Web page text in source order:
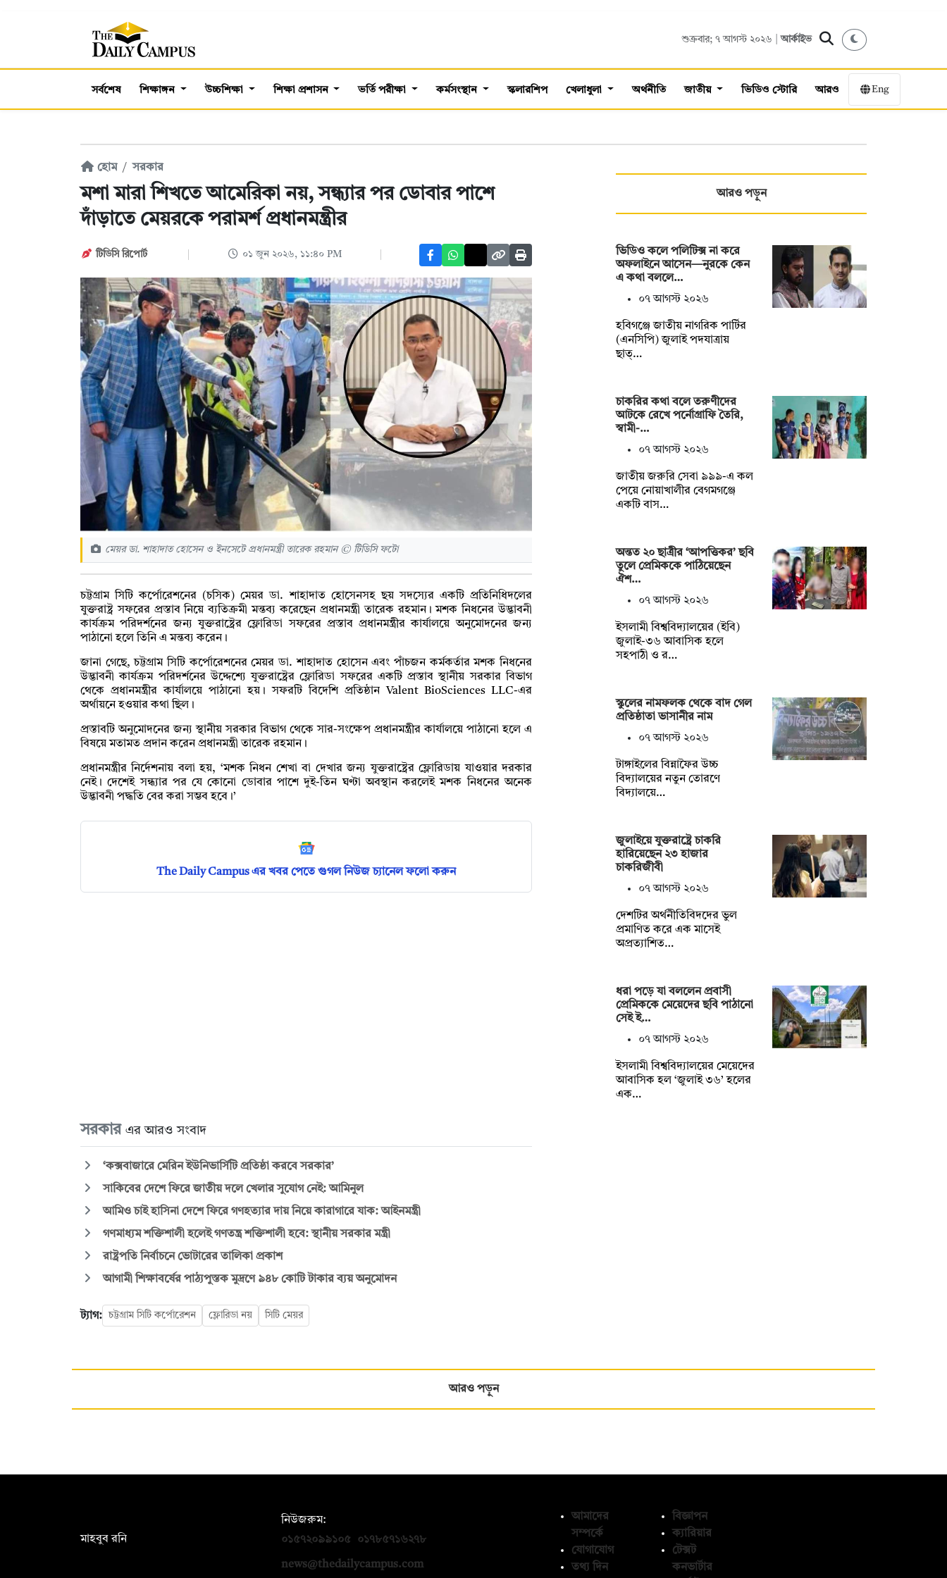
শুক্রবার; ৭ আগস্ট ২০২৬ |আর্কাইভ
সর্বশেষ শিক্ষাঙ্গন উচ্চশিক্ষা শিক্ষা প্রশাসন ভর্তি পরীক্ষা কর্মসংস্থান স্কলারশিপ খেলাধুলা অর্থনীতি জাতীয় ভিডিও স্টোরি আরও Eng
হোম সরকার
মশা মারা শিখতে আমেরিকা নয়, সন্ধ্যার পর ডোবার পাশে
দাঁড়াতে মেয়রকে পরামর্শ প্রধানমন্ত্রীর
টিডিসি রিপোর্ট ০১ জুন ২০২৬, ১১:৪০ PM
মেয়র ডা. শাহাদাত হোসেন ও ইনসেটে প্রধানমন্ত্রী তারেক রহমান © টিডিসি ফটো
চট্টগ্রাম সিটি কর্পোরেশনের (চসিক) মেয়র ডা. শাহাদাত হোসেনসহ ছয় সদস্যের একটি প্রতিনিধিদলের
যুক্তরাষ্ট্র সফরের প্রস্তাব নিয়ে ব্যতিক্রমী মন্তব্য করেছেন প্রধানমন্ত্রী তারেক রহমান। মশক নিধনের উদ্ভাবনী
কার্যক্রম পরিদর্শনের জন্য যুক্তরাষ্ট্রের ফ্লোরিডা সফরের প্রস্তাব প্রধানমন্ত্রীর কার্যালয়ে অনুমোদনের জন্য
পাঠানো হলে তিনি এ মন্তব্য করেন।
জানা গেছে, চট্টগ্রাম সিটি কর্পোরেশনের মেয়র ডা. শাহাদাত হোসেন এবং পাঁচজন কর্মকর্তার মশক নিধনের
উদ্ভাবনী কার্যক্রম পরিদর্শনের উদ্দেশ্যে যুক্তরাষ্ট্রের ফ্লোরিডা সফরের একটি প্রস্তাব স্থানীয় সরকার বিভাগ
থেকে প্রধানমন্ত্রীর কার্যালয়ে পাঠানো হয়। সফরটি বিদেশি প্রতিষ্ঠান Valent BioSciences LLC-এর
অর্থায়নে হওয়ার কথা ছিল।
প্রস্তাবটি অনুমোদনের জন্য স্থানীয় সরকার বিভাগ থেকে সার-সংক্ষেপ প্রধানমন্ত্রীর কার্যালয়ে পাঠানো হলে এ
বিষয়ে মতামত প্রদান করেন প্রধানমন্ত্রী তারেক রহমান।
প্রধানমন্ত্রীর নির্দেশনায় বলা হয়, ‘মশক নিধন শেখা বা দেখার জন্য যুক্তরাষ্ট্রের ফ্লোরিডায় যাওয়ার দরকার
নেই। দেশেই সন্ধ্যার পর যে কোনো ডোবার পাশে দুই-তিন ঘণ্টা অবস্থান করলেই মশক নিধনের অনেক
উদ্ভাবনী পদ্ধতি বের করা সম্ভব হবে।’
The Daily Campus এর খবর পেতে গুগল নিউজ চ্যানেল ফলো করুন
সরকার এর আরও সংবাদ
‘কক্সবাজারে মেরিন ইউনিভার্সিটি প্রতিষ্ঠা করবে সরকার’
সাকিবের দেশে ফিরে জাতীয় দলে খেলার সুযোগ নেই: আমিনুল
আমিও চাই হাসিনা দেশে ফিরে গণহত্যার দায় নিয়ে কারাগারে যাক: আইনমন্ত্রী
গণমাধ্যম শক্তিশালী হলেই গণতন্ত্র শক্তিশালী হবে: স্থানীয় সরকার মন্ত্রী
রাষ্ট্রপতি নির্বাচনে ভোটারের তালিকা প্রকাশ
আগামী শিক্ষাবর্ষের পাঠ্যপুস্তক মুদ্রণে ৯৪৮ কোটি টাকার ব্যয় অনুমোদন
ট্যাগ: চট্টগ্রাম সিটি কর্পোরেশন ফ্লোরিডা নয় সিটি মেয়র
আরও পড়ুন
ভিডিও কলে পলিটিক্স না করে
অফলাইনে আসেন—নুরকে কেন
এ কথা বললে…
০৭ আগস্ট ২০২৬
হবিগঞ্জে জাতীয় নাগরিক পার্টির
(এনসিপি) জুলাই পদযাত্রায়
ছাত্…
চাকরির কথা বলে তরুণীদের
আটকে রেখে পর্নোগ্রাফি তৈরি,
স্বামী-…
০৭ আগস্ট ২০২৬
জাতীয় জরুরি সেবা ৯৯৯-এ কল
পেয়ে নোয়াখালীর বেগমগঞ্জে
একটি বাস…
অন্তত ২০ ছাত্রীর ‘আপত্তিকর’ ছবি
তুলে প্রেমিককে পাঠিয়েছেন
ঐশ…
০৭ আগস্ট ২০২৬
ইসলামী বিশ্ববিদ্যালয়ের (ইবি)
জুলাই-৩৬ আবাসিক হলে
সহপাঠী ও র…
স্কুলের নামফলক থেকে বাদ গেল
প্রতিষ্ঠাতা ভাসানীর নাম
০৭ আগস্ট ২০২৬
টাঙ্গাইলের বিন্নাফৈর উচ্চ
বিদ্যালয়ের নতুন তোরণে
বিদ্যালয়ে…
জুলাইয়ে যুক্তরাষ্ট্রে চাকরি
হারিয়েছেন ২৩ হাজার
চাকরিজীবী
০৭ আগস্ট ২০২৬
দেশটির অর্থনীতিবিদদের ভুল
প্রমাণিত করে এক মাসেই
অপ্রত্যাশিত…
ধরা পড়ে যা বললেন প্রবাসী
প্রেমিককে মেয়েদের ছবি পাঠানো
সেই ই…
০৭ আগস্ট ২০২৬
ইসলামী বিশ্ববিদ্যালয়ের মেয়েদের
আবাসিক হল ‘জুলাই ৩৬’ হলের
এক…
আরও পড়ুন
মাহবুব রনি
নিউজরুম:
০১৫৭২০৯৯১০৫
০১৭৮৫৭১৬২৭৮
news@thedailycampus.com
আমাদের
সম্পর্কে
যোগাযোগ
তথ্য দিন
বিজ্ঞাপন
ক্যারিয়ার
টেক্সট
কনভার্টার